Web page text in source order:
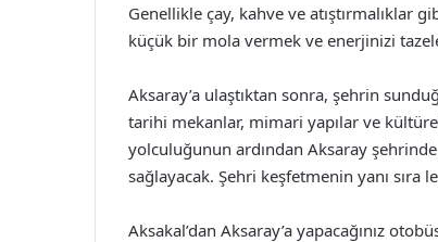
Genellikle çay, kahve ve atıştırmalıklar
küçük bir mola vermek ve enerjinizi
Aksaray’a ulaştıktan sonra, şehrin
tarihi mekanlar, mimari yapılar ve
yolculuğunun ardından Aksaray
sağlayacak. Şehri keşfetmenin yanı
Aksakal’dan Aksaray’a yapacağınız